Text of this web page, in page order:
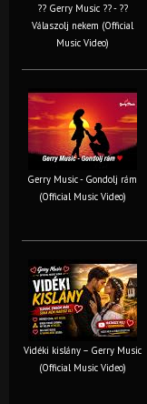
?? Gerry Music ?? - ??
Válaszolj nekem (Official
Music Video)
Gerry Music - Gondolj rám
(Official Music Video)
Vidéki kislány – Gerry Music
(Official Music Video)